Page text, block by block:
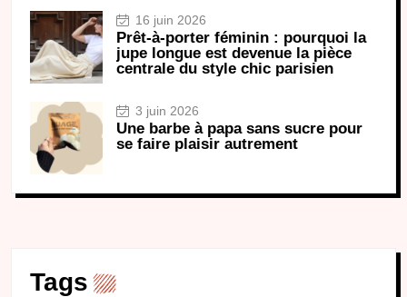
16 juin 2026
Prêt-à-porter féminin : pourquoi la
jupe longue est devenue la pièce
centrale du style chic parisien
3 juin 2026
Une barbe à papa sans sucre pour
se faire plaisir autrement
Tags